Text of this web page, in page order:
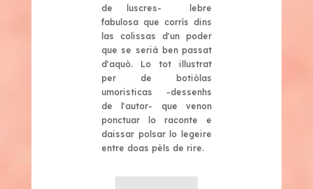
de luscres- lebre
fabulosa que corrís dins
las colissas d'un poder
que se seriá ben passat
d'aquò. Lo tot illustrat
per de botiòlas
umoristicas -dessenhs
de l'autor- que venon
ponctuar lo raconte e
daissar polsar lo legeire
entre doas pèls de rire.